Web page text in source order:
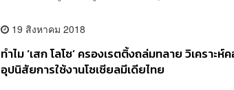
19 สิงหาคม 2018
ทำไม ‘เสก โลโซ’ ครองเรตติ้งถล่มทลาย วิเคราะห์
อุปนิสัยการใช้งานโซเชียลมีเดียไทย